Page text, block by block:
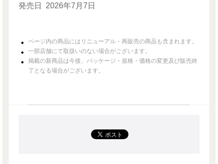
発売日
2026年7月7日
ページ内の商品にはリニューアル・再販売の商品も含まれます。
一部店舗にて取扱いのない場合がございます。
掲載の新商品は今後、パッケージ・規格・価格の変更及び販売終
了となる場合がございます。